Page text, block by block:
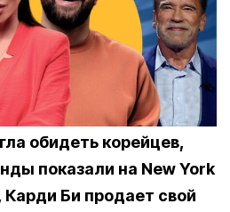
обидеть корейцев,
показали на New York
Карди Би продает свой